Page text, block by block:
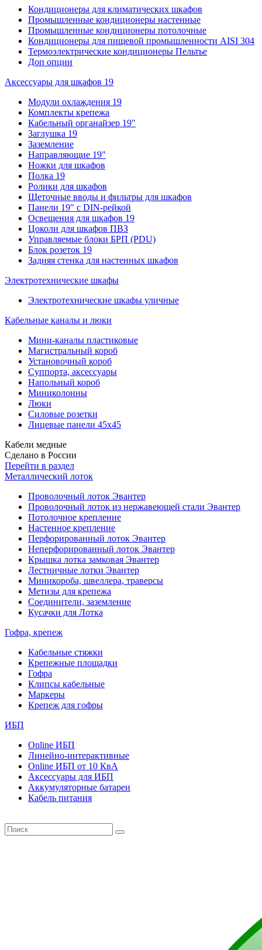
Кондиционеры для климатических шкафов
Промышленные кондиционеры настенные
Промышленные кондиционеры потолочные
Кондиционеры для пищевой промышленности AISI 304
Термоэлектрические кондиционеры Пельтье
Доп опции
Аксессуары для шкафов 19
Модули охлаждения 19
Комплекты крепежа
Кабельный органайзер 19"
Заглушка 19
Заземление
Направляющие 19"
Ножки для шкафов
Полка 19
Ролики для шкафов
Щеточные вводы и фильтры для шкафов
Панели 19" с DIN-рейкой
Освещения для шкафов 19
Цоколи для шкафов ПВЗ
Управляемые блоки БРП (PDU)
Блок розеток 19
Задняя стенка для настенных шкафов
Электротехнические шкафы
Электротехнические шкафы уличные
Кабельные каналы и люки
Мини-каналы пластиковые
Магистральный короб
Установочный короб
Суппорта, аксессуары
Напольный короб
Миниколонны
Люки
Силовые розетки
Лицевые панели 45х45
Кабели медные
Сделано в России
Перейти в раздел
Металлический лоток
Проволочный лоток Эвантер
Проволочный лоток из нержавеющей стали Эвантер
Потолочное крепление
Настенное крепление
Перфорированный лоток Эвантер
Неперфорированный лоток Эвантер
Крышка лотка замковая Эвантер
Лестничные лотки Эвантер
Миникороба, швеллера, траверсы
Метизы для крепежа
Соединители, заземление
Кусачки для Лотка
Гофра, крепеж
Кабельные стяжки
Крепежные площадки
Гофра
Клипсы кабельные
Маркеры
Крепеж для гофры
ИБП
Online ИБП
Линейно-интерактивные
Online ИБП от 10 КвА
Aксессуары для ИБП
Аккумуляторные батареи
Кабель питания